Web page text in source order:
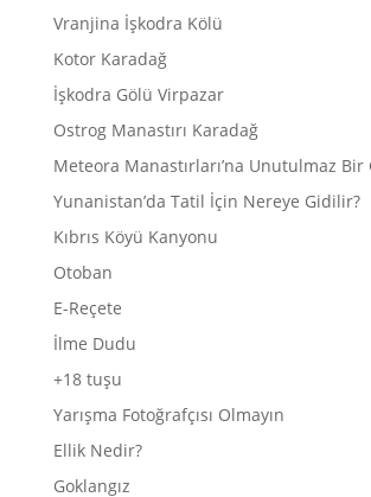
Vranjina İşkodra Kölü
Kotor Karadağ
İşkodra Gölü Virpazar
Ostrog Manastırı Karadağ
Meteora Manastırları’na Unutulmaz Bir
Yunanistan’da Tatil İçin Nereye Gidilir?
Kıbrıs Köyü Kanyonu
Otoban
E-Reçete
İlme Dudu
+18 tuşu
Yarışma Fotoğrafçısı Olmayın
Ellik Nedir?
Goklangız